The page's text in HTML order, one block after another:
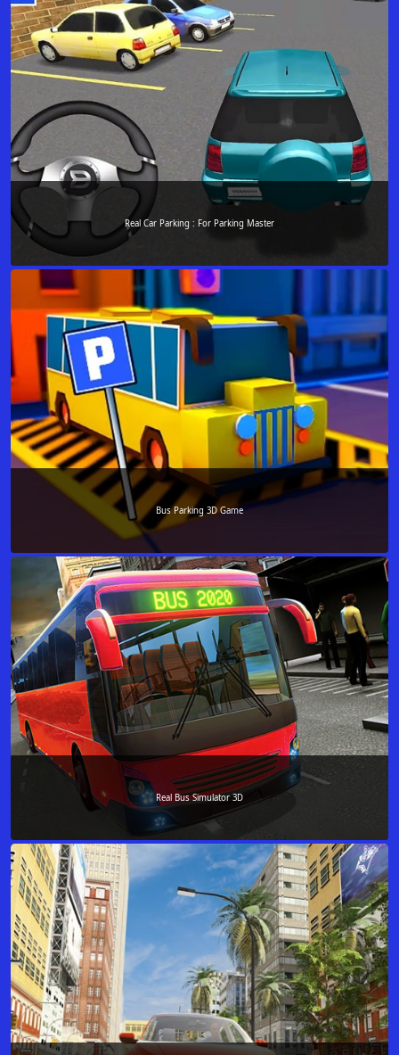
Real Car Parking : For Parking Master
Bus Parking 3D Game
Real Bus Simulator 3D